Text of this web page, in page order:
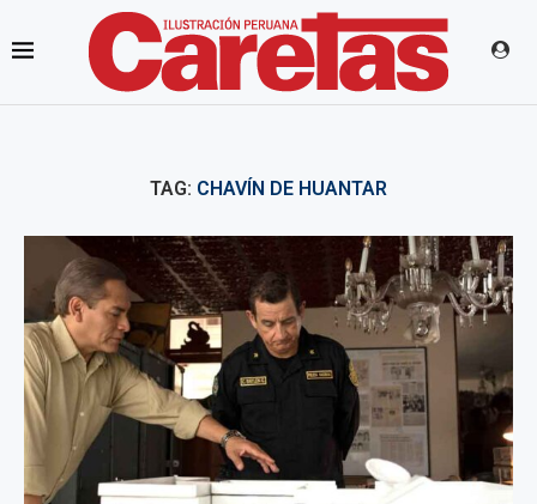
TAG: CHAVÍN DE HUANTAR